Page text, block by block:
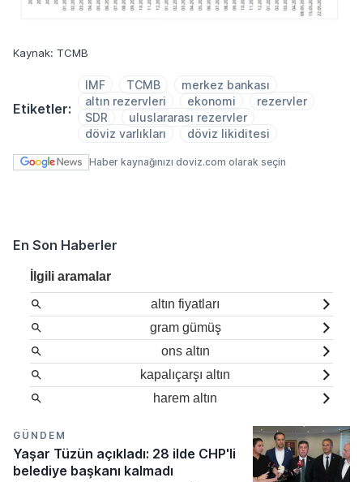
Kaynak: TCMB
Etiketler:
IMF TCMB
merkez bankası
altın rezervleri
ekonomi
rezervler
SDR
uluslararası rezervler
döviz varlıkları
döviz likiditesi
Haber kaynağınızı doviz.com olarak seçin
En Son Haberler
İlgili aramalar
altın fiyatları
gram gümüş
ons altın
kapalıçarşı altın
harem altın
GÜNDEM
Yaşar Tüzün açıkladı: 28 ilde CHP'li
belediye başkanı kalmadı